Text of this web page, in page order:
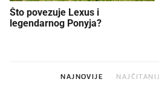
Što povezuje Lexus i
legendarnog Ponyja?
NAJNOVIJE